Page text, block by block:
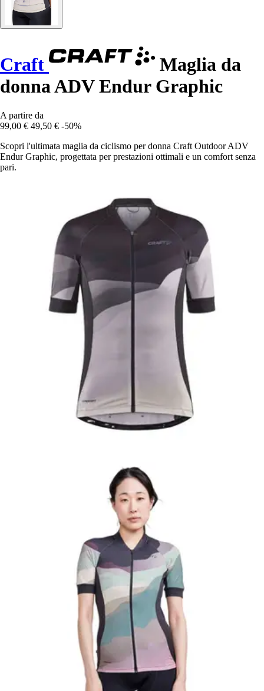
Craft
Maglia da
donna ADV Endur Graphic
A partire da
99,00 € 49,50 € -50%
Scopri l'ultimata maglia da ciclismo per donna Craft Outdoor ADV
Endur Graphic, progettata per prestazioni ottimali e un comfort senza
pari.